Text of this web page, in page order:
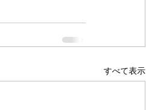
すべて表示